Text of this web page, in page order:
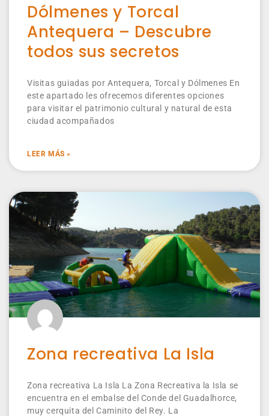
Dólmenes y Torcal
Antequera – Descubre
todos sus secretos
Visitas guiadas por Antequera, Torcal y Dólmenes En
este apartado les ofrecemos diferentes opciones
para visitar el patrimonio cultural y natural de esta
ciudad acompañados
LEER MÁS »
Zona recreativa La Isla
Zona recreativa La Isla La Zona Recreativa la Isla se
encuentra en el embalse del Conde del Guadalhorce,
muy cerquita del Caminito del Rey. La